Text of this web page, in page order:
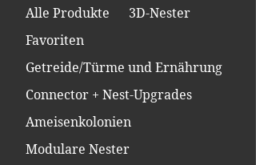
Schreiben Sie uns einfach eine
Nachricht.
Alle Produkte
3D-Nester
Favoriten
Getreide/Türme und Ernährung
Connector + Nest-Upgrades
Ameisenkolonien
Modulare Nester